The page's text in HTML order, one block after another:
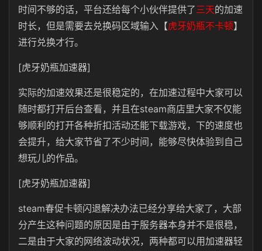
时间不够的话，平台还给每个小伙伴提供了三天的加速
时长，但是需要去兑换码区域输入【虎牙奶瓶不卡顿】
进行兑换才行。
[虎牙奶瓶加速器]
实际的加速效果还是很稳定的，在加速过程中大家可以
随时都打开后台查看，并且在steam商店里大家不仅能
够顺利的打开各种折扣活动还能下载游戏，下的速度也
会提升，给大家节省了不少时间，能够尽快体验到自己
想玩儿的作品。
[虎牙奶瓶加速器]
steam春促卡顿闪退解决办法已经分享给大家了，大部
分产生这种问题的原因是由于服务器本身并不是很稳，
二是由于大家的网络波动状况，两种都可以用加速器轻